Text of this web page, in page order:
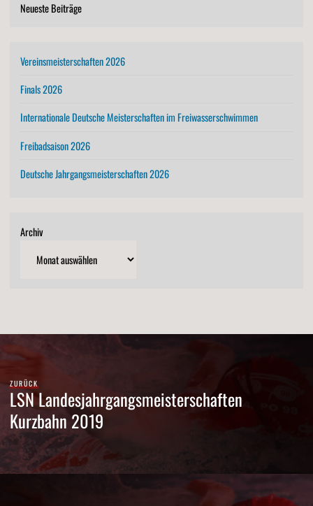
Neueste Beiträge
Vereinsmeisterschaften 2026
Finals 2026
Internationale Deutsche Meisterschaften im Freiwasserschwimmen
Freibadsaison 2026
Deutsche Jahrgangsmeisterschaften 2026
Archiv
ZURÜCK
LSN Landesjahrgangsmeisterschaften
Kurzbahn 2019